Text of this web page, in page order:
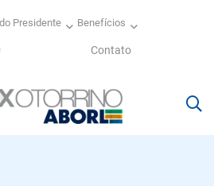
Presidente Benefícios
Contato